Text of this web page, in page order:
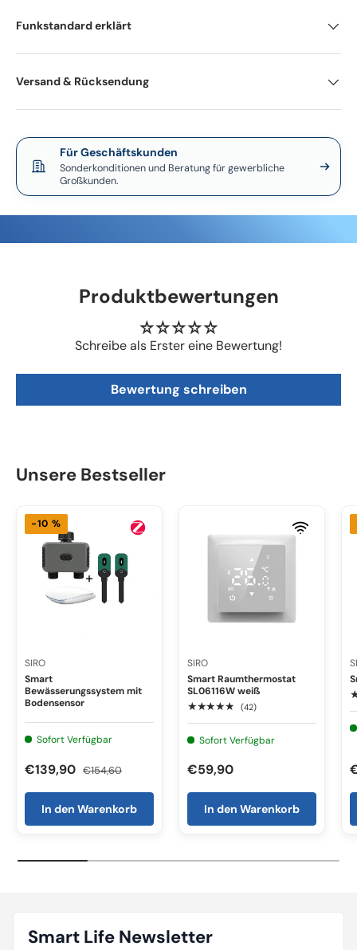
Funkstandard erklärt
Versand & Rücksendung
Für Geschäftskunden
Sonderkonditionen und Beratung für gewerbliche
Großkunden.
Produktbewertungen
Schreibe als Erster eine Bewertung!
Bewertung schreiben
Unsere Bestseller
-10 %
SIRO
Smart
Bewässerungssystem mit
Bodensensor
Sofort Verfügbar
€139,90 €154,60
In den Warenkorb
SIRO
Smart Raumthermostat
SL06116W weiß
★★★★★ (42)
Sofort Verfügbar
€59,90
In den Warenkorb
Smart Life Newsletter